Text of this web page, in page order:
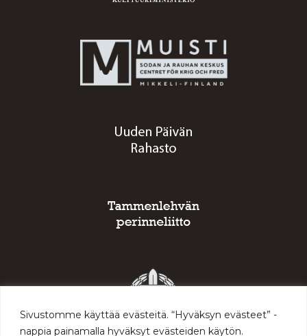
Sivustomme käyttää evästeitä. “Hyväksyn evästeet” -
nappia painamalla hyväksyt evästeiden käytön.